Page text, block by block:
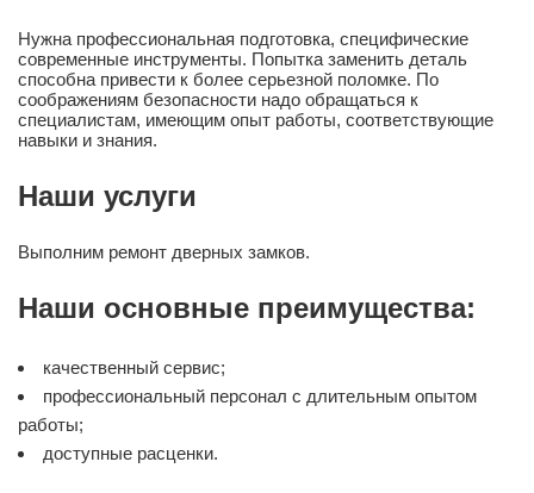
Нужна профессиональная подготовка, специфические
современные инструменты. Попытка заменить деталь
способна привести к более серьезной поломке. По
соображениям безопасности надо обращаться к
специалистам, имеющим опыт работы, соответствующие
навыки и знания.
Наши услуги
Выполним ремонт дверных замков.
Наши основные преимущества:
качественный сервис;
профессиональный персонал с длительным опытом
работы;
доступные расценки.